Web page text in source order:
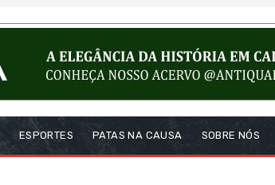
ESPORTES PATAS NA CAUSA SOBRE NÓS